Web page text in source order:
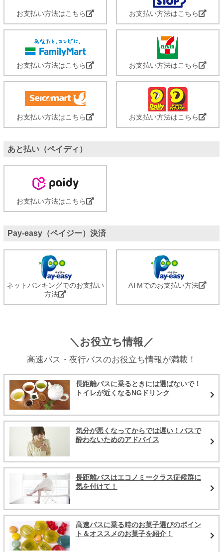
お支払い方法はこちら お支払い方法はこちら
お支払い方法はこちら お支払い方法はこちら
お支払い方法はこちら お支払い方法はこちら
あと払い（ペイディ）
お支払い方法はこちら
Pay-easy（ペイジー）決済
ネットバンキングでのお支払い
方法
ATMでのお支払い方法
＼お役立ち情報／
高速バス・夜行バスのお役立ち情報が満載！
長距離バスに乗るときには選ばないで！
トイレが近くなるNGドリンク
気分が悪くなってからでは遅い！バスで
酔わないためのアドバイス
長距離バスはエコノミークラス症候群に
気を付けて！
高速バスに乗る時のお菓子選びのポイン
ト＆オススメのお菓子を紹介！